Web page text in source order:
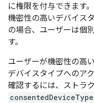
に権限を付与できます
機密性の高いデバイス
の場合、ユーザーは個
す。
ユーザーが機密性の高
デバイスタイプへのア
確認するには、ストラ